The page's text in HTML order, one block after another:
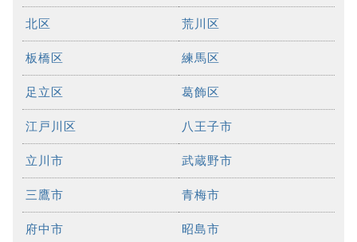
北区 荒川区
板橋区 練馬区
足立区 葛飾区
江戸川区 八王子市
立川市 武蔵野市
三鷹市 青梅市
府中市 昭島市